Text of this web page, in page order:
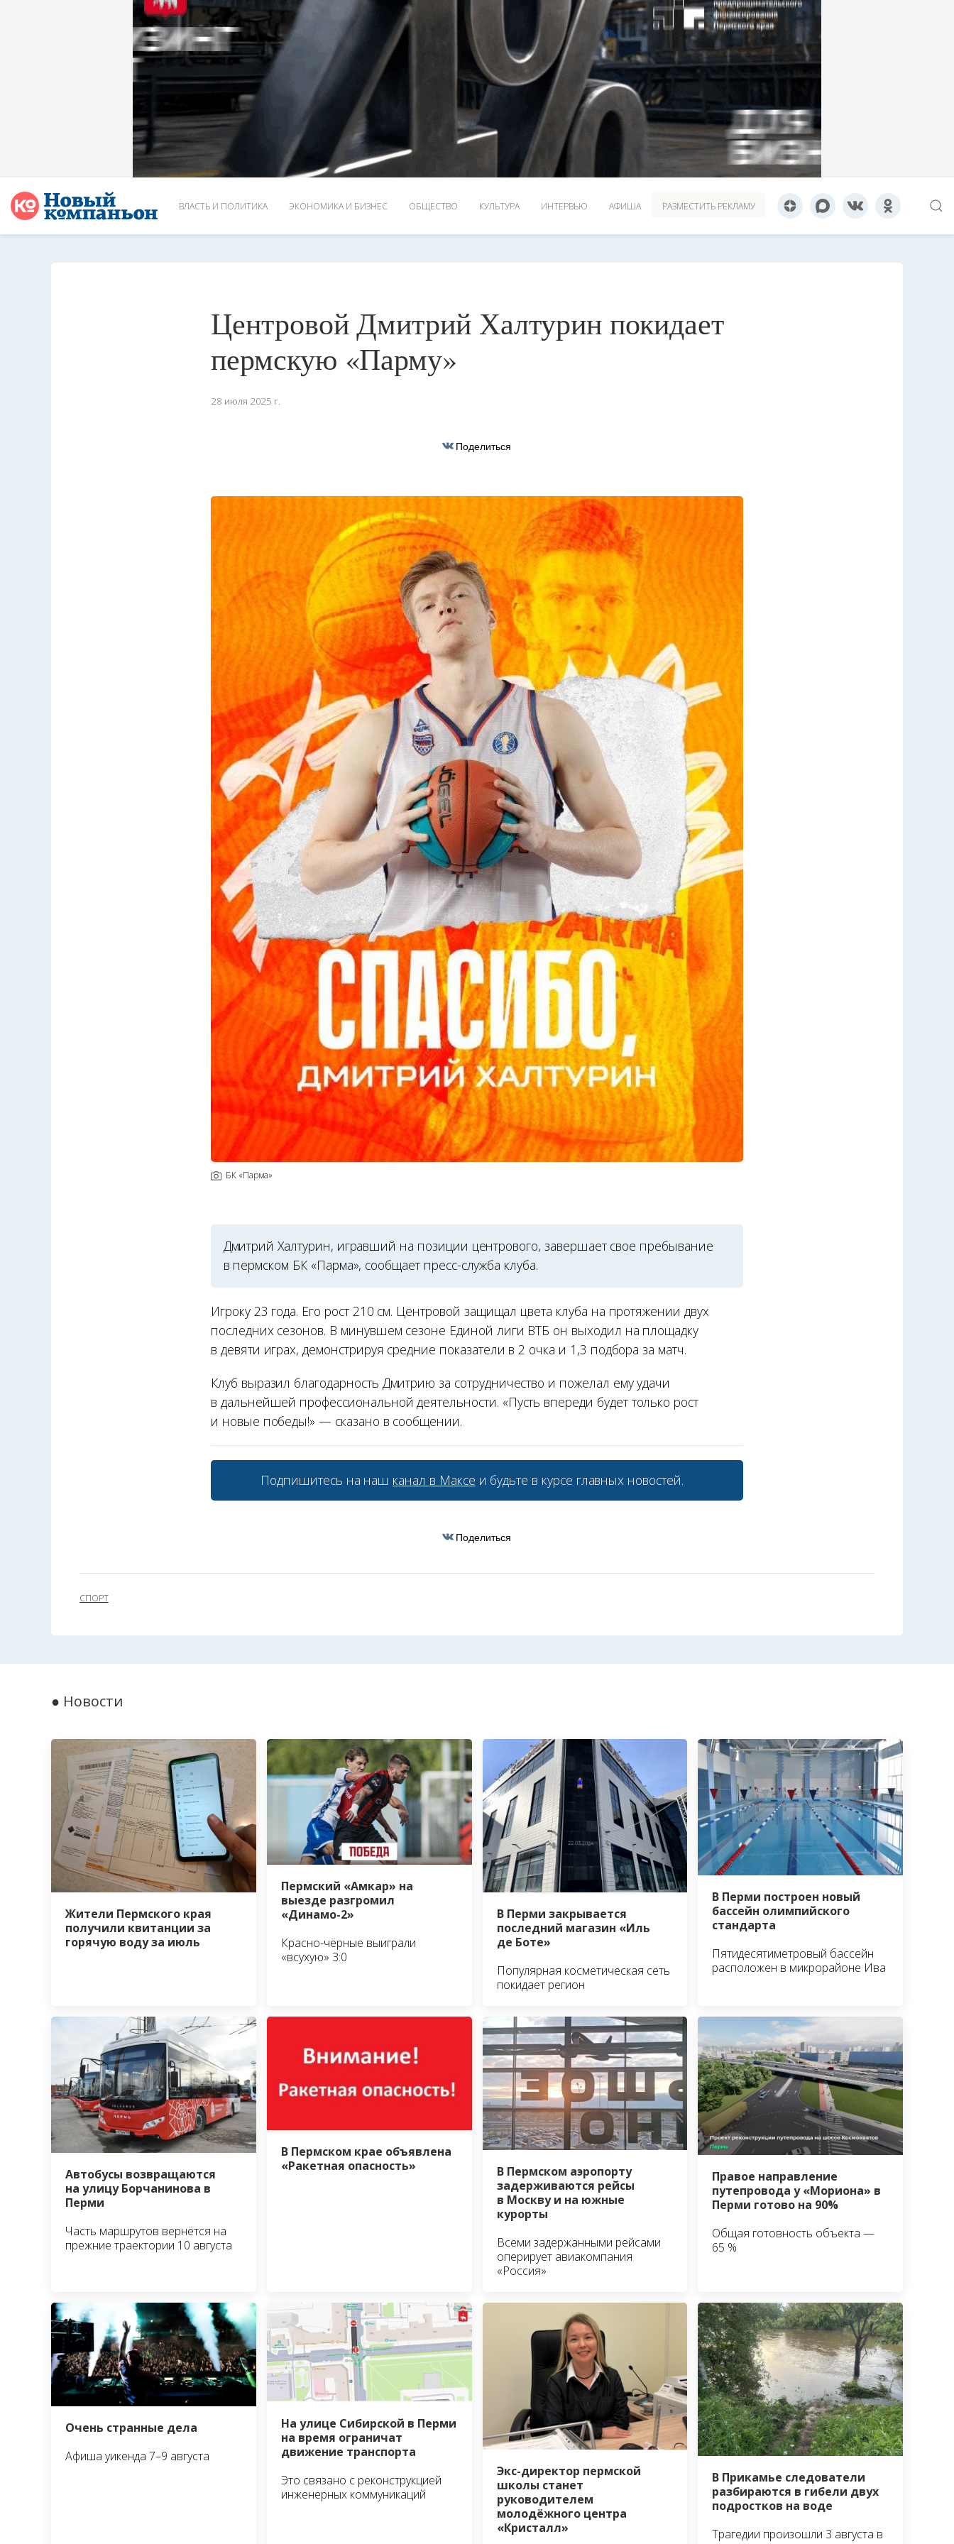
ВЛАСТЬ И ПОЛИТИКА ЭКОНОМИКА И БИЗНЕС ОБЩЕСТВО КУЛЬТУРА ИНТЕРВЬЮ АФИША РАЗМЕСТИТЬ РЕКЛАМУ
Центровой Дмитрий Халтурин покидает
пермскую «Парму»
28 июля 2025 г.
Поделиться
БК «Парма»
Дмитрий Халтурин, игравший на позиции центрового, завершает свое пребывание
в пермском БК «Парма», сообщает пресс-служба клуба.
Игроку 23 года. Его рост 210 см. Центровой защищал цвета клуба на протяжении двух
последних сезонов. В минувшем сезоне Единой лиги ВТБ он выходил на площадку
в девяти играх, демонстрируя средние показатели в 2 очка и 1,3 подбора за матч.
Клуб выразил благодарность Дмитрию за сотрудничество и пожелал ему удачи
в дальнейшей профессиональной деятельности. «Пусть впереди будет только рост
и новые победы!» — сказано в сообщении.
Подпишитесь на наш канал в Максе и будьте в курсе главных новостей.
Поделиться
СПОРТ
● Новости
Жители Пермского края
получили квитанции за
горячую воду за июль
Пермский «Амкар» на
выезде разгромил
«Динамо-2»
Красно-чёрные выиграли
«всухую» 3:0
В Перми закрывается
последний магазин «Иль
де Боте»
Популярная косметическая сеть
покидает регион
В Перми построен новый
бассейн олимпийского
стандарта
Пятидесятиметровый бассейн
расположен в микрорайоне Ива
Автобусы возвращаются
на улицу Борчанинова в
Перми
Часть маршрутов вернётся на
прежние траектории 10 августа
В Пермском крае объявлена
«Ракетная опасность»
В Пермском аэропорту
задерживаются рейсы
в Москву и на южные
курорты
Всеми задержанными рейсами
оперирует авиакомпания
«Россия»
Правое направление
путепровода у «Мориона» в
Перми готово на 90%
Общая готовность объекта —
65 %
Очень странные дела
Афиша уикенда 7–9 августа
На улице Сибирской в Перми
на время ограничат
движение транспорта
Это связано с реконструкцией
инженерных коммуникаций
Экс-директор пермской
школы станет
руководителем
молодёжного центра
«Кристалл»
В Прикамье следователи
разбираются в гибели двух
подростков на воде
Трагедии произошли 3 августа в